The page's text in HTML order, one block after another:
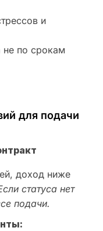
и
не по срокам
для подачи
доход ниже
статуса нет
подачи.